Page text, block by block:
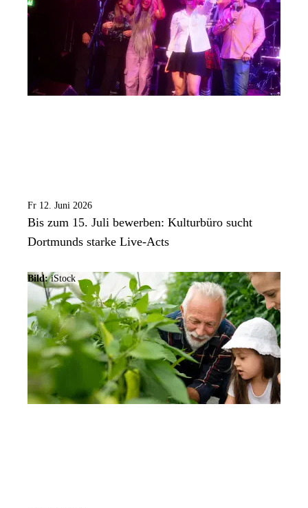
Fr 12. Juni 2026
Bis zum 15. Juli bewerben: Kulturbüro sucht
Dortmunds starke Live-Acts
Bild: iStock